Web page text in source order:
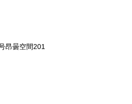
昂曇空間201